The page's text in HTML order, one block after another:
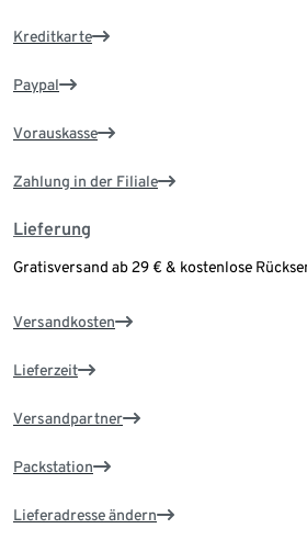
Kreditkarte
Paypal
Vorauskasse
Zahlung in der Filiale
Lieferung
Gratisversand ab 29 € & kostenlose
Versandkosten
Lieferzeit
Versandpartner
Packstation
Lieferadresse ändern